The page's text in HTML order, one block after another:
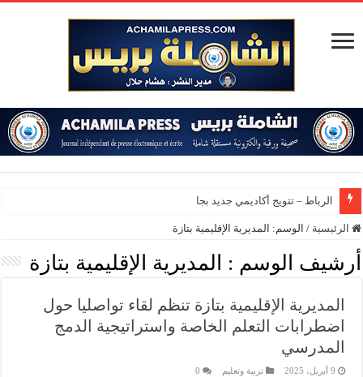
الرباط – تتويج أكاديمي جديد بجامعة محم
الرئيسية / الوسم: المديرية الإقليمية بتازة
أرشيف الوسم : المديرية الإقليمية بتازة
المديرية الإقليمية بتازة تنظم لقاء تواصليا حول
اضطرابات التعلم الخاصة واستراتيجية الدمج
المدرسي
9 أبريل، 2025 تربية وتعليم 0